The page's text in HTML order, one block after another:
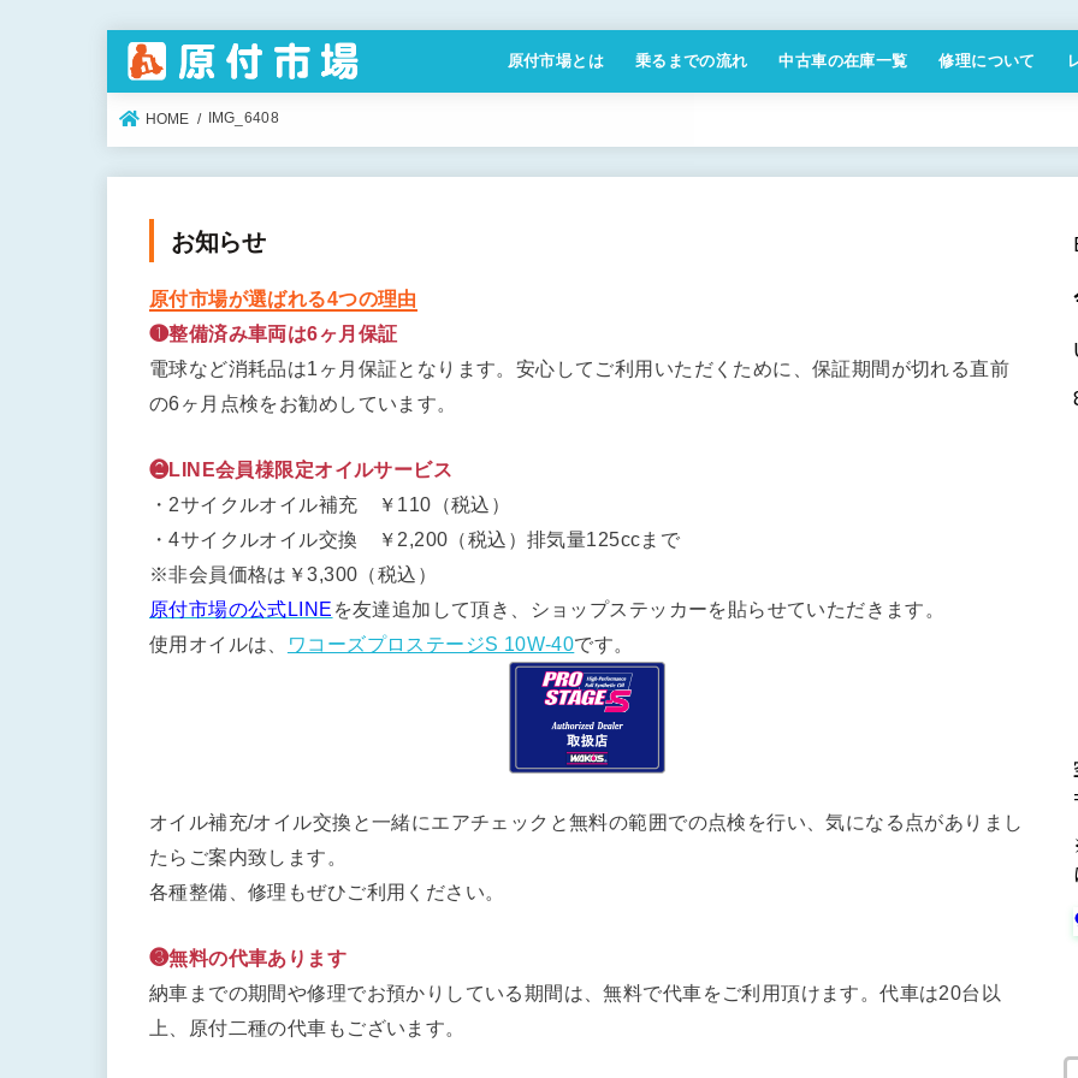
原付市場とは 乗るまでの流れ 中古車の在庫一覧 修理について
HOME IMG_6408
お知らせ
原付市場が選ばれる4つの理由
❶整備済み車両は6ヶ月保証
電球など消耗品は1ヶ月保証となります。安心してご利用いただくために、保証期間が切れる直前
の6ヶ月点検をお勧めしています。
❷LINE会員様限定オイルサービス
・2サイクルオイル補充 ￥110（税込）
・4サイクルオイル交換 ￥2,200（税込）排気量125ccまで
※非会員価格は￥3,300（税込）
原付市場の公式LINE を友達追加して頂き、ショップステッカーを貼らせていただきます。
使用オイルは、
ワコーズプロステージS 10W-40です。
オイル補充/オイル交換と一緒にエアチェックと無料の範囲での点検を行い、気になる点がありまし
たらご案内致します。
各種整備、修理もぜひご利用ください。
❸無料の代車あります
納車までの期間や修理でお預かりしている期間は、無料で代車をご利用頂けます。代車は20台以
上、原付二種の代車もございます。